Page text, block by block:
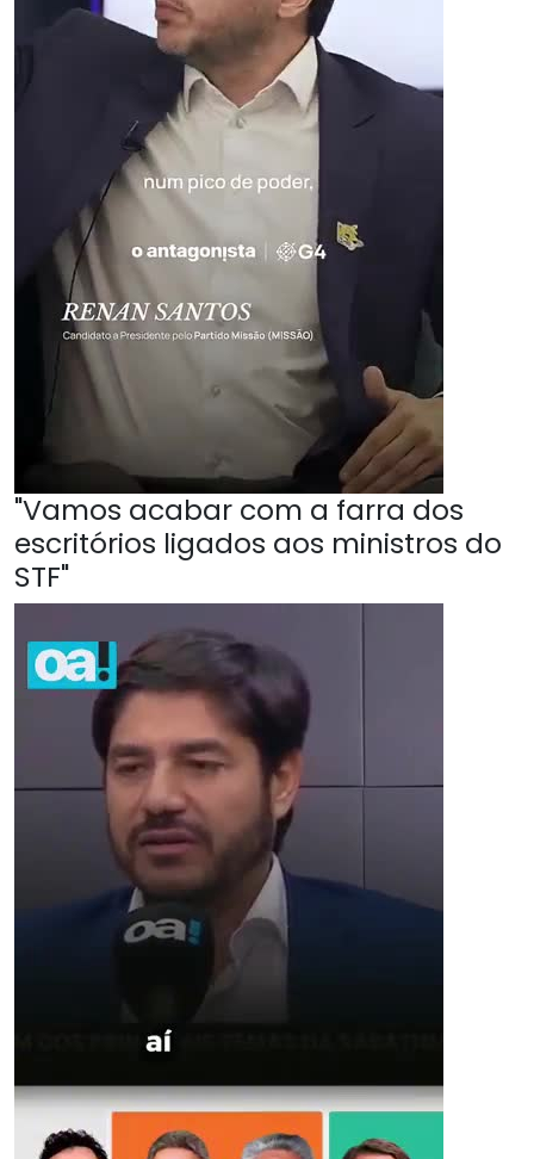
"Vamos acabar com a farra dos
escritórios ligados aos ministros do
STF"